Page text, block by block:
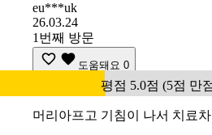
eu***uk
26.03.24
1번째 방문
도움돼요 0
평점 5.0점 (5점 만
머리아프고 기침이 나서 치료